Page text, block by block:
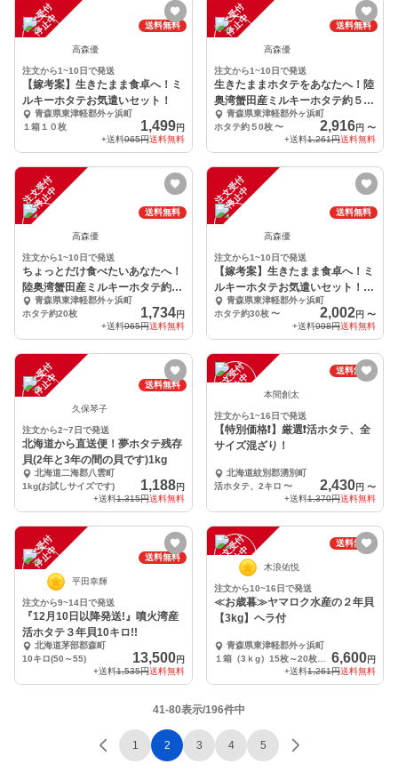
注
文
受
付
停
止
中 送料無料
高森優
注文から1~10日で発送
【嫁考案】生きたまま食卓へ！ミ
ルキーホタテお気遣いセット！
青森県東津軽郡外ヶ浜町
１箱１０枚
1,499円
+送料965円送料無料
注
文
受
付
停
止
中 送料無料
高森優
注文から1~10日で発送
生きたままホタテをあなたへ！陸
奥湾蟹田産ミルキーホタテ約５０
枚セット！
青森県東津軽郡外ヶ浜町
ホタテ約５0枚 〜 2,916円 〜
+送料1,261円送料無料
注
文
受
付
停
止
中
送料無料
高森優
注文から1~10日で発送
ちょっとだけ食べたいあなたへ！
陸奥湾蟹田産ミルキーホタテ約２
０枚セット！
青森県東津軽郡外ヶ浜町
ホタテ約20枚
1,734円
+送料965円送料無料
注
文
受
付
停
止
中
送料無料
高森優
注文から1~10日で発送
【嫁考案】生きたまま食卓へ！ミ
ルキーホタテお気遣いセット！50
枚バージョン
青森県東津軽郡外ヶ浜町
ホタテ約30枚 〜 2,002円 〜
+送料998円送料無料
注
文
受
付
停
止
中 送料無料
久保琴子
注文から2~7日で発送
北海道から直送便！夢ホタテ残存
貝(2年と3年の間の貝です)1kg
北海道二海郡八雲町
1kg(お試しサイズです)
1,188円
+送料1,315円送料無料
注
文
受
付
停
止
中
送料無料
本間創太
注文から1~16日で発送
【特別価格❗️】厳選❗️活ホタテ、全
サイズ混ざり！
北海道紋別郡湧別町
活ホタテ、2キロ 〜 2,430円 〜
+送料1,370円送料無料
注
文
受
付
停
止
中 送料無料
平田幸輝
注文から9~14日で発送
『12月10日以降発送!』噴火湾産
活ホタテ３年貝10キロ!!
北海道茅部郡森町
10キロ(50～55)
13,500円
+送料1,535円送料無料
注
文
受
付
停
止
中
送料無料
木浪佑悦
注文から10~16日で発送
≪お歳暮≫ヤマロク水産の２年貝
【3kg】ヘラ付
青森県東津軽郡外ヶ浜町
１箱（3ｋg）15枚～20枚程度
6,600円
+送料1,261円送料無料
41-80表示/196件中
1 2 3 4 5